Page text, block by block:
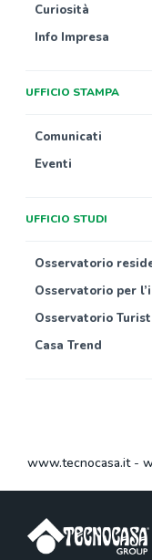
Curiosità
Info Impresa
UFFICIO STAMPA
Comunicati
Eventi
UFFICIO STUDI
Osservatorio
Osservatorio per
Osservatorio
Casa Trend
www.tecnocasa.it-